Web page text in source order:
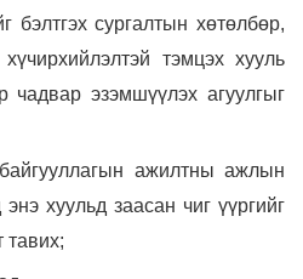
бэлтгэх сургалтын хөтөлбөр,
тэмцэх хууль
чадвар эзэмшүүлэх агуулгыг
байгууллагын ажилтны ажлын
хуульд заасан чиг үүргийг
тавих;